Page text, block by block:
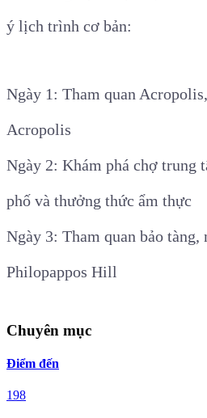
ý lịch trình cơ bản:
Ngày 1: Tham quan
Acropolis
Ngày 2: Khám phá chợ trung
phố và thưởng thức ẩm thực
Ngày 3: Tham quan bảo tàng,
Philopappos Hill
Chuyên mục
Điểm đến
198